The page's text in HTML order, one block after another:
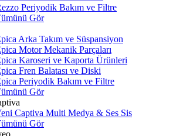
Periyodik Bakım ve Filtre
Gör
Arka Takım ve Süspansiyon
Motor Mekanik Parçaları
Karoseri ve Kaporta Ürünleri
Fren Balatası ve Diski
Periyodik Bakım ve Filtre
Gör
Captiva Multi Medya & Ses Sis
Gör